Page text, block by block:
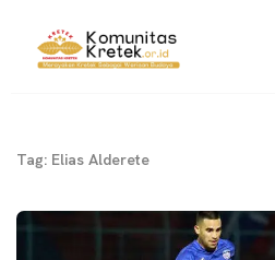
Tag: Elias Alderete